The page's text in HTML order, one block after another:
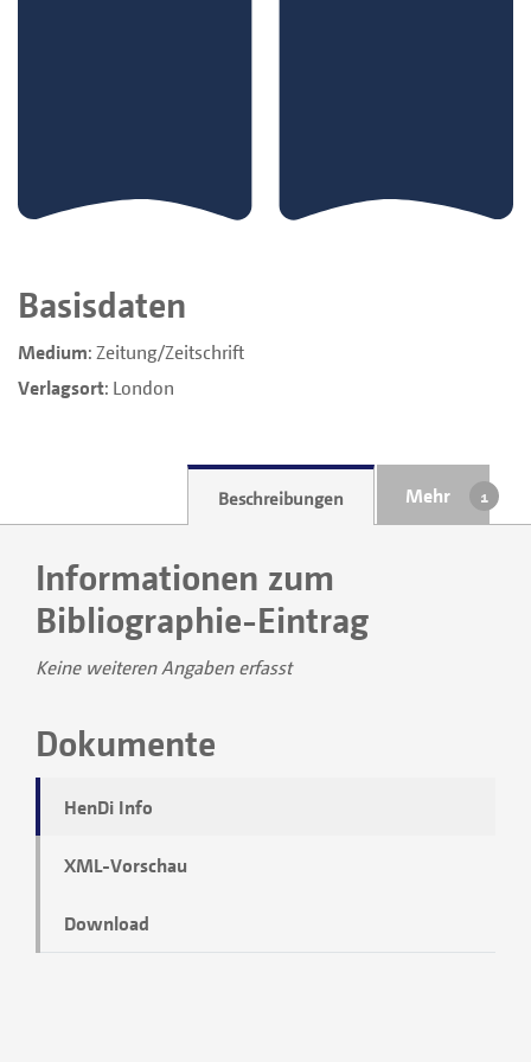
Basisdaten
Medium: Zeitung/Zeitschrift
Verlagsort: London
Beschreibungen Mehr
Dokumente
HenDi Info
XML-Vorschau
Download
Informationen zum
Bibliographie-Eintrag
Keine weiteren Angaben erfasst